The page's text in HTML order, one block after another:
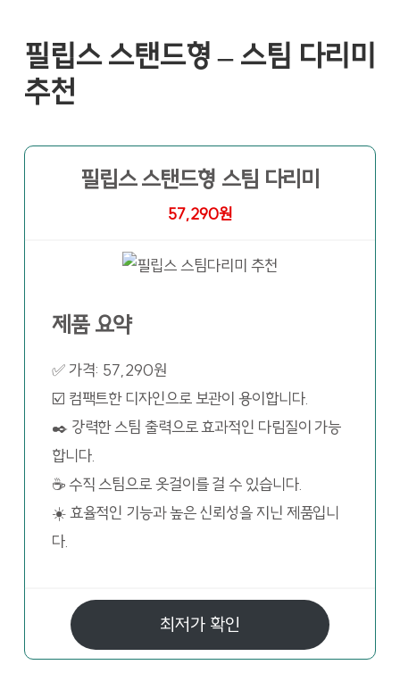
필립스 스탠드형 – 스팀 다리미
추천
필립스 스탠드형 스팀 다리미
57,290원
제품 요약
✅ 가격: 57,290원
☑️ 컴팩트한 디자인으로 보관이 용이합니다.
✒️ 강력한 스팀 출력으로 효과적인 다림질이 가능
합니다.
☕ 수직 스팀으로 옷걸이를 걸 수 있습니다.
☀️ 효율적인 기능과 높은 신뢰성을 지닌 제품입니
다.
최저가 확인